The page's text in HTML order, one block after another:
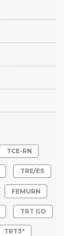
TCE-RN
TRE/ES
FEMURN
TRT GO
TRT3ª